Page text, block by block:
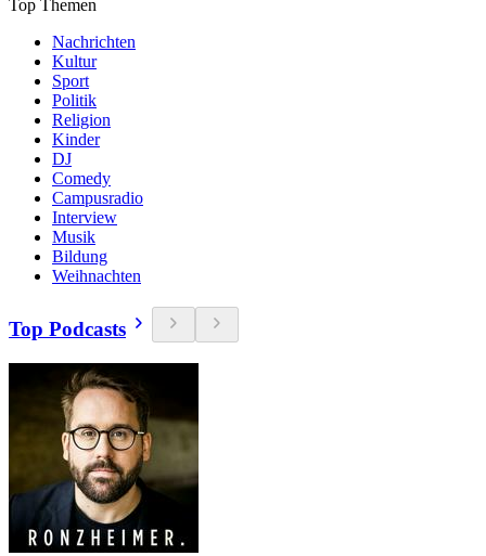
Top Themen
Nachrichten
Kultur
Sport
Politik
Religion
Kinder
DJ
Comedy
Campusradio
Interview
Musik
Bildung
Weihnachten
Top Podcasts